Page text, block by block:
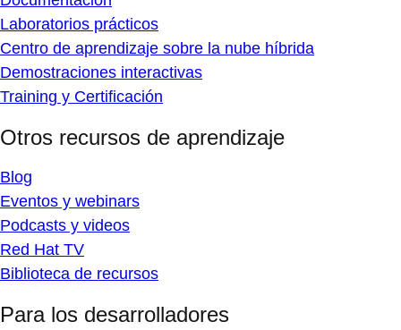
Laboratorios prácticos
Centro de aprendizaje sobre la nube híbrida
Demostraciones interactivas
Training y Certificación
Otros recursos de aprendizaje
Blog
Eventos y webinars
Podcasts y videos
Red Hat TV
Biblioteca de recursos
Para los desarrolladores